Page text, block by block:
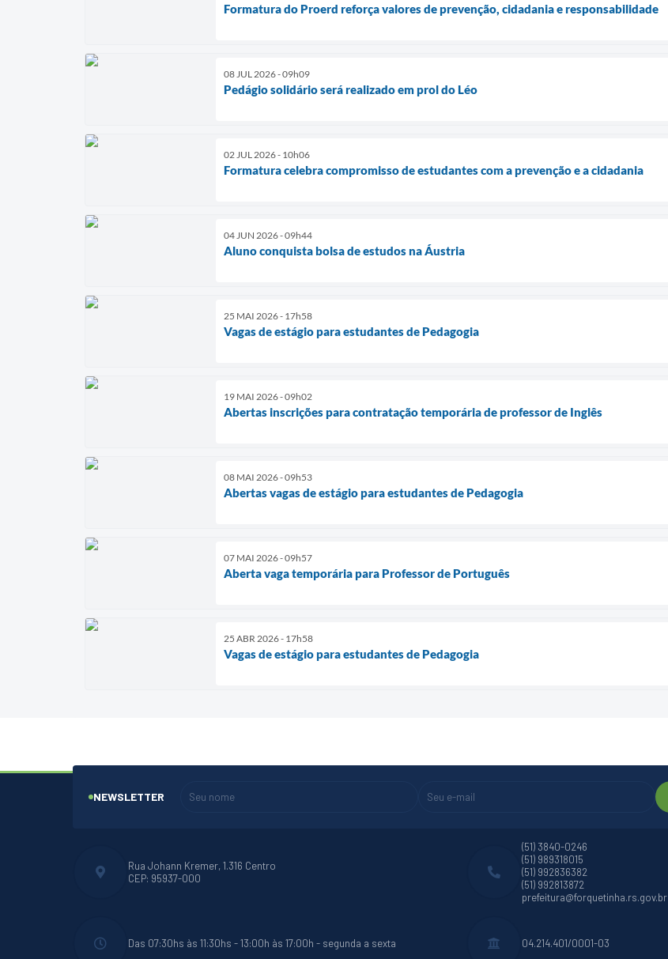
Formatura do Proerd reforça valores de prevenção, cidadania e responsabilidade
08 JUL 2026 - 09h09
Pedágio solidário será realizado em prol do Léo
02 JUL 2026 - 10h06
Formatura celebra compromisso de estudantes com a prevenção e a cidadania
04 JUN 2026 - 09h44
Aluno conquista bolsa de estudos na Áustria
25 MAI 2026 - 17h58
Vagas de estágio para estudantes de Pedagogia
19 MAI 2026 - 09h02
Abertas inscrições para contratação temporária de professor de Inglês
08 MAI 2026 - 09h53
Abertas vagas de estágio para estudantes de Pedagogia
07 MAI 2026 - 09h57
Aberta vaga temporária para Professor de Português
25 ABR 2026 - 17h58
Vagas de estágio para estudantes de Pedagogia
Rua Johann Kremer, 1.316 Centro
CEP: 95937-000
(51) 3840-0246
(51) 989318015
(51) 992836382
(51) 992813872
prefeitura@forquetinha.rs.gov.br
Das 07:30hs às 11:30hs - 13:00h às 17:00h - segunda a sexta 04.214.401/0001-03
NEWSLETTER